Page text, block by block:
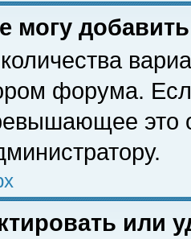
могу
форума.
это
или